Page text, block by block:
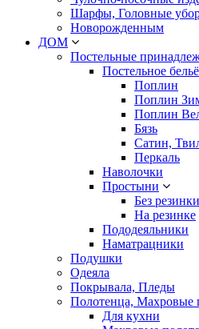
Шарфы, Головные
Новорожденным
ДОМ
Постельные
Постельное бельё
Поплин
Поплин
Поплин
Бязь
Сатин,
Перкаль
Наволочки
Простыни
Без резинки
На резинке
Пододеяльники
Наматрацники
Подушки
Одеяла
Покрывала, Пледы
Полотенца, Махровые
Для кухни